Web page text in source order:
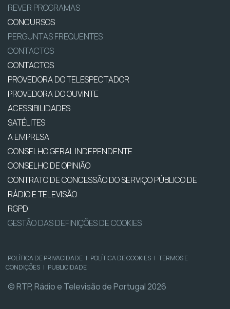
REVER PROGRAMAS
CONCURSOS
PERGUNTAS FREQUENTES
CONTACTOS
CONTACTOS
PROVEDORA DO TELESPECTADOR
PROVEDORA DO OUVINTE
ACESSIBILIDADES
SATÉLITES
A EMPRESA
CONSELHO GERAL INDEPENDENTE
CONSELHO DE OPINIÃO
CONTRATO DE CONCESSÃO DO SERVIÇO PÚBLICO DE
RÁDIO E TELEVISÃO
RGPD
GESTÃO DAS DEFINIÇÕES DE COOKIES
POLÍTICA DE PRIVACIDADE | POLÍTICA DE COOKIES | TERMOS E
CONDIÇÕES | PUBLICIDADE
© RTP, Rádio e Televisão de Portugal 2026